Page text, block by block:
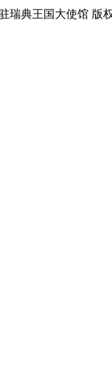
瑞典王国大使馆 版